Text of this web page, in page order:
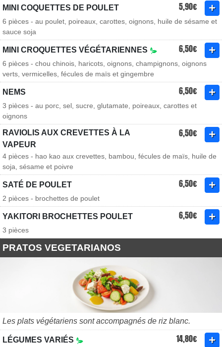
MINI COQUETTES DE POULET 5,90€
6 pièces - au poulet, poireaux, carottes, oignons, huile de sésame et
sauce soja
MINI CROQUETTES VÉGÉTARIENNES 6,50€
6 pièces - chou chinois, haricots, oignons, champignons, oignons
verts, vermicelles, fécules de maïs et gingembre
NEMS 6,50€
3 pièces - au porc, sel, sucre, glutamate, poireaux, carottes et
oignons
RAVIOLIS AUX CREVETTES À LA
VAPEUR
6,50€
4 pièces - hao kao aux crevettes, bambou, fécules de maïs, huile de
soja, sésame et poivre
SATÉ DE POULET 6,50€
2 pièces - brochettes de poulet
YAKITORI BROCHETTES POULET 6,50€
3 pièces
PRATOS VEGETARIANOS
Les plats végétariens sont accompagnés de riz blanc.
LÉGUMES VARIÉS 14,80€